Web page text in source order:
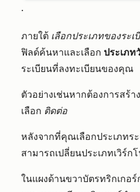
.
ภายใต้ เลือกประเภทของระ
ฟิลด์ค้นหาและเลือก ประเภท
ระเบียนที่ลงทะเบียนของคุณ
ตัวอย่างเช่นหากต้องการสร้
เลือก ติดต่อ
หลังจากที่คุณเลือกประเภทร
สามารถเปลี่ยนประเภทเวิร์ก
ในแผงด้านขวาบัตรทริกเกอร์